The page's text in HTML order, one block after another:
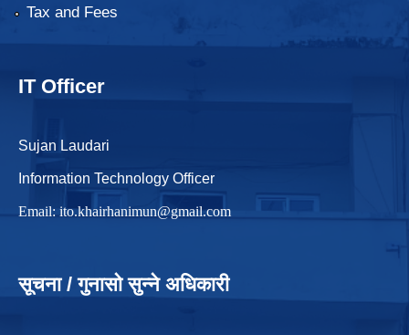
Tax and Fees
IT Officer
Sujan Laudari
Information Technology Officer
Email: ito.khairhanimun@gmail.com
सूचना / गुनासो सुन्ने अधिकारी